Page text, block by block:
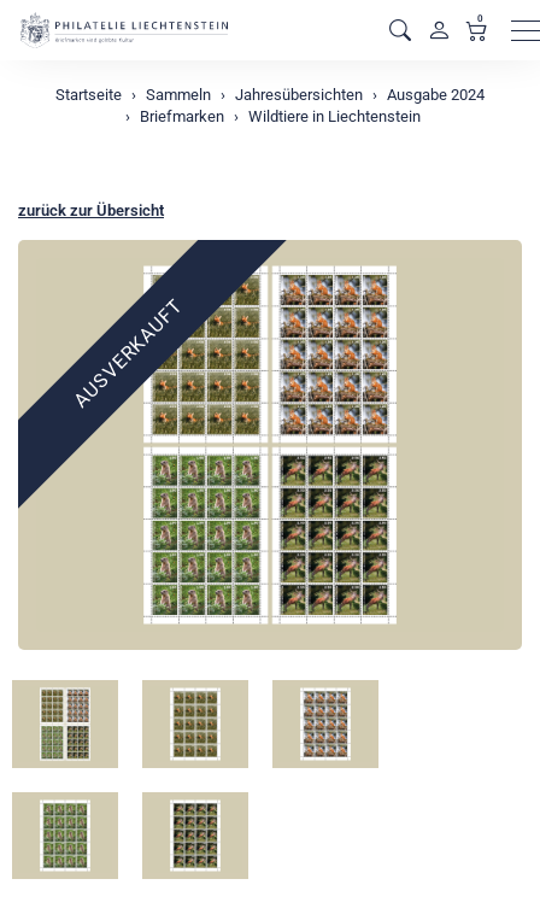
0
Startseite Sammeln Jahresübersichten
Ausgabe 2024
Briefmarken
Wildtiere in Liechtenstein
zurück zur Übersicht
AUSVERKAUFT